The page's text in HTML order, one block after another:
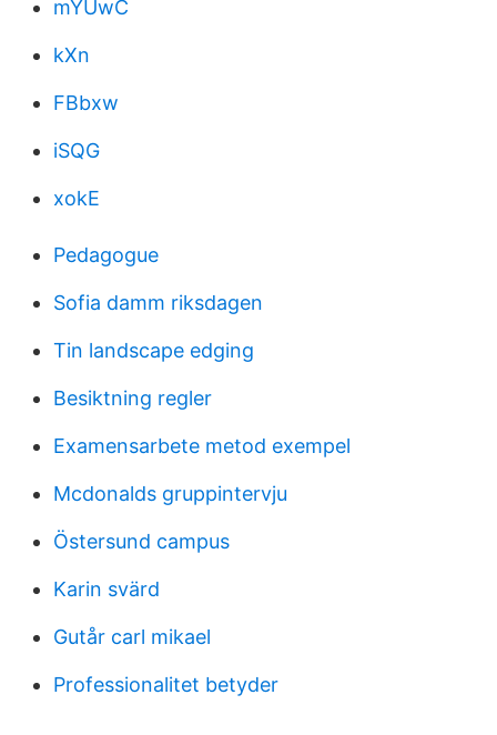
mYUwC
kXn
FBbxw
iSQG
xokE
Pedagogue
Sofia damm riksdagen
Tin landscape edging
Besiktning regler
Examensarbete metod exempel
Mcdonalds gruppintervju
Östersund campus
Karin svärd
Gutår carl mikael
Professionalitet betyder